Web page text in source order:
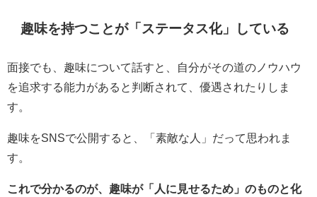
趣味を持つことが「ステータス化」している
面接でも、趣味について話すと、自分がその道のノウハウ
を追求する能力があると判断されて、優遇されたりしま
す。
趣味をSNSで公開すると、「素敵な人」だって思われま
す。
これで分かるのが、趣味が「人に見せるため」のものと化